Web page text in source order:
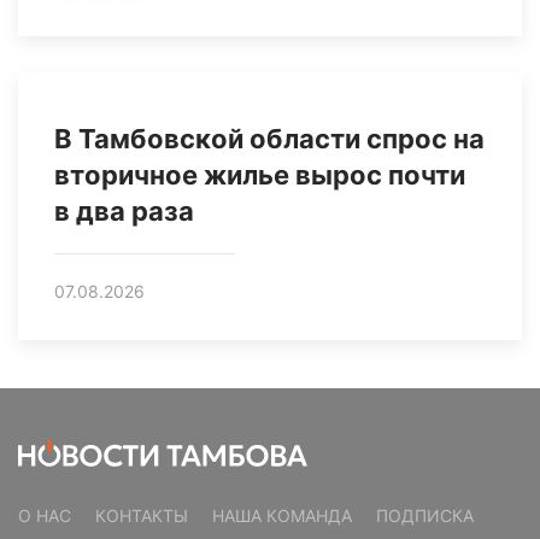
В Тамбовской области спрос на
вторичное жилье вырос почти
в два раза
07.08.2026
О НАС КОНТАКТЫ НАША КОМАНДА
ПОДПИСКА